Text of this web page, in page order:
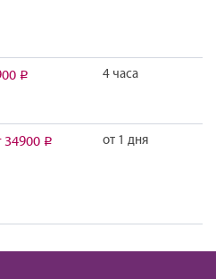
Р 4 часа
34900 Р от 1 дня